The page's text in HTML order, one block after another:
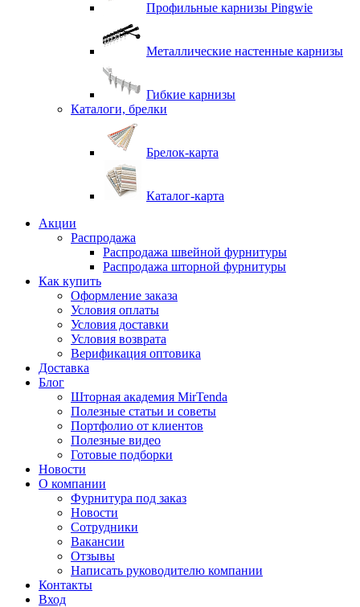
Профильные карнизы Pingwie
Металлические настенные карнизы
Гибкие карнизы
Каталоги, брелки
Брелок-карта
Каталог-карта
Акции
Распродажа
Распродажа швейной фурнитуры
Распродажа шторной фурнитуры
Как купить
Оформление заказа
Условия оплаты
Условия доставки
Условия возврата
Верификация оптовика
Доставка
Блог
Шторная академия MirTenda
Полезные статьи и советы
Портфолио от клиентов
Полезные видео
Готовые подборки
Новости
О компании
Фурнитура под заказ
Новости
Сотрудники
Вакансии
Отзывы
Написать руководителю компании
Контакты
Вход